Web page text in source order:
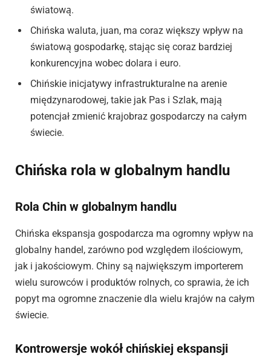
światową.
Chińska waluta, juan, ma coraz większy wpływ na
światową gospodarkę, stając się coraz bardziej
konkurencyjna wobec dolara i euro.
Chińskie inicjatywy infrastrukturalne na arenie
międzynarodowej, takie jak Pas i Szlak, mają
potencjał zmienić krajobraz gospodarczy na całym
świecie.
Chińska rola w globalnym handlu
Rola Chin w globalnym handlu
Chińska ekspansja gospodarcza ma ogromny wpływ na
globalny handel, zarówno pod względem ilościowym,
jak i jakościowym. Chiny są największym importerem
wielu surowców i produktów rolnych, co sprawia, że ich
popyt ma ogromne znaczenie dla wielu krajów na całym
świecie.
Kontrowersje wokół chińskiej ekspansji